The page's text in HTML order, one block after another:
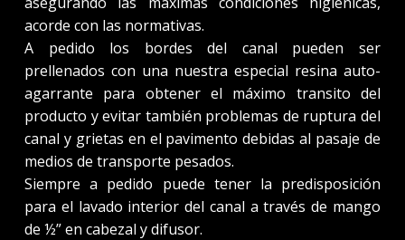
acorde con las normativas.
A pedido los bordes del canal pueden ser
prellenados con una nuestra especial resina auto-
agarrante para obtener el máximo transito del
producto y evitar también problemas de ruptura del
canal y grietas en el pavimento debidas al pasaje de
medios de transporte pesados.
Siempre a pedido puede tener la predisposición
para el lavado interior del canal a través de mango
de ½” en cabezal y difusor.